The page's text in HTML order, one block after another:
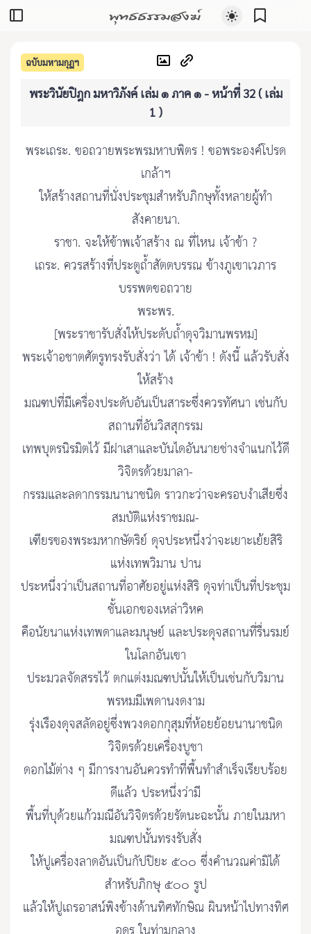
พุทธธรรมสงฆ์
ฉบับมหามกุฏฯ
พระวินัยปิฎก มหาวิภังค์ เล่ม ๑ ภาค ๑ - หน้าที่ 32 ( เล่ม
1 )
พระเถระ. ขอถวายพระพรมหาบพิตร ! ขอพระองค์โปรด
เกล้าฯ
ให้สร้างสถานที่นั่งประชุมสําหรับภิกษุทั้งหลายผู้ทํา
สังคายนา.
ราชา. จะให้ข้าพเจ้าสร้าง ณ ที่ไหน เจ้าข้า ?
เถระ. ควรสร้างที่ประตูถ้ำสัตตบรรณ ข้างภูเขาเวภาร
บรรพตขอถวาย
พระพร.
[พระราชารับสั่งให้ประดับถ้ำดุจวิมานพรหม]
พระเจ้าอชาตศัตรูทรงรับสั่งว่า ได้ เจ้าข้า ! ดังนี้ แล้วรับสั่ง
ให้สร้าง
มณฑปที่มีเครื่องประดับอันเป็นสาระซึ่งควรทัศนา เช่นกับ
สถานที่อันวิสสุกรรม
เทพบุตรนิรมิตไว้ มีฝาเสาและบันไดอันนายช่างจําแนกไว้ดี
วิจิตรด้วยมาลา-
กรรมและลดากรรมนานาชนิด ราวกะว่าจะครอบงําเสียซึ่ง
สมบัติแห่งราชมณ-
เฑียรของพระมหากษัตริย์ ดุจประหนึ่งว่าจะเยาะเย้ยสิริ
แห่งเทพวิมาน ปาน
ประหนึ่งว่าเป็นสถานที่อาศัยอยู่แห่งสิริ ดุจท่าเป็นที่ประชุม
ชั้นเอกของเหล่าวิหค
คือนัยนาแห่งเทพดาและมนุษย์ และประดุจสถานที่รื่นรมย์
ในโลกอันเขา
ประมวลจัดสรรไว้ ตกแต่งมณฑปนั้นให้เป็นเช่นกับวิมาน
พรหมมีเพดานงดงาม
รุ่งเรืองดุจสลัดอยู่ซึ่งพวงดอกกุสุมที่ห้อยย้อยนานาชนิด
วิจิตรด้วยเครื่องบูชา
ดอกไม้ต่าง ๆ มีการงานอันควรทําที่พื้นทําสําเร็จเรียบร้อย
ดีแล้ว ประหนึ่งว่ามี
พื้นที่บุด้วยแก้วมณีอันวิจิตรด้วยรัตนะฉะนั้น ภายในมหา
มณฑปนั้นทรงรับสั่ง
ให้ปูเครื่องลาดอันเป็นกัปปิยะ ๕๐๐ ซึ่งคํานวณค่ามิได้
สําหรับภิกษุ ๕๐๐ รูป
แล้วให้ปูเถรอาสน์พิงข้างด้านทิศทักษิณ ผินหน้าไปทางทิศ